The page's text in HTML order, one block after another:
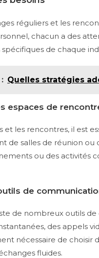
réguliers et les
chacun a des
de chaque
Quelles stratégies
espaces de
et les rencontres, il est
de salles de réunion ou
ou des
de
de nombreux outils
des appels
nécessaire de
fluides.